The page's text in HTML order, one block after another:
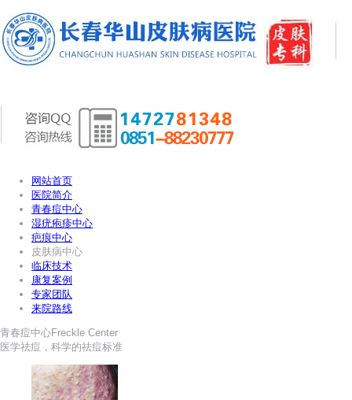
网站首页
医院简介
青春痘中心
湿疣疱疹中心
疤痕中心
皮肤病中心
临床技术
康复案例
专家团队
来院路线
青春痘中心Freckle Center
医学祛痘，科学的祛痘标准